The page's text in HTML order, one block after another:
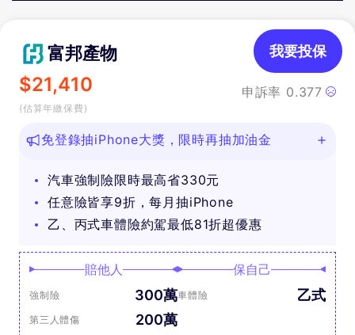
富邦產物
$21,410
(估算年繳保費)
申訴率 0.377
我要投保
免登錄抽iPhone大獎，限時再抽加油金
汽車強制險限時最高省330元
任意險皆享9折，每月抽iPhone
乙、丙式車體險約駕最低81折超優惠
賠他人
強制險 300萬
第三人體傷 200萬
保自己
車體險 乙式